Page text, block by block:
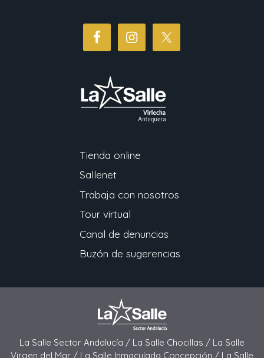
Tienda online
Sallenet
Trabaja con nosotros
Tour virtual
Canal de denuncias
Buzón de sugerencias
La Salle Sector Andalucía / La Salle Chocillas / La Salle
Virgen del Mar / La Salle Inmaculada Concepción / La Salle